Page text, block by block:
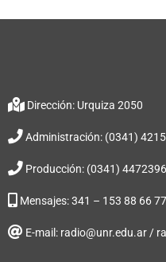
Dirección: Urquiza 2050
Administración: (0341)
Producción: (0341)
Mensajes: 341 – 153 88 66 77
E-mail: radio@unr.edu.ar /